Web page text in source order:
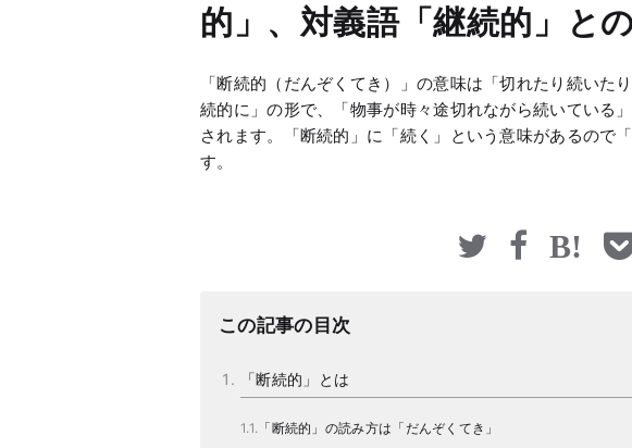
的」、対義語「継続的」と
「断続的（だんぞくてき）」の意味は「切れたり続いた
続的に」の形で、「物事が時々途切れながら続いている
されます。「断続的」に「続く」という意味があるので
す。
この記事の目次
「断続的」とは
「断続的」の読み方は「だんぞくてき」